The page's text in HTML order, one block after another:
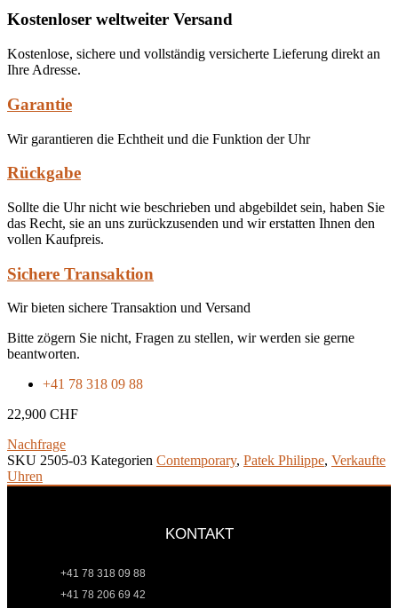
Kostenloser weltweiter Versand
Kostenlose, sichere und vollständig versicherte Lieferung direkt an
Ihre Adresse.
Garantie
Wir garantieren die Echtheit und die Funktion der Uhr
Rückgabe
Sollte die Uhr nicht wie beschrieben und abgebildet sein, haben Sie
das Recht, sie an uns zurückzusenden und wir erstatten Ihnen den
vollen Kaufpreis.
Sichere Transaktion
Wir bieten sichere Transaktion und Versand
Bitte zögern Sie nicht, Fragen zu stellen, wir werden sie gerne
beantworten.
+41 78 318 09 88
22,900 CHF
Nachfrage
SKU 2505-03 Kategorien Contemporary, Patek Philippe, Verkaufte
Uhren
KONTAKT
+41 78 318 09 88
+41 78 206 69 42